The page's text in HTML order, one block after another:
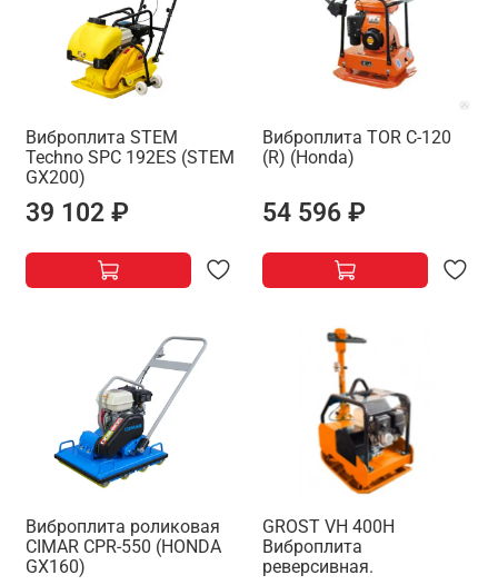
Виброплита STEM
Techno SPC 192ES (STEM
GX200)
39 102 ₽
Виброплита TOR C-120
(R) (Honda)
54 596 ₽
Виброплита роликовая
CIMAR CPR-550 (HONDA
GX160)
GROST VH 400H
Виброплита
реверсивная.